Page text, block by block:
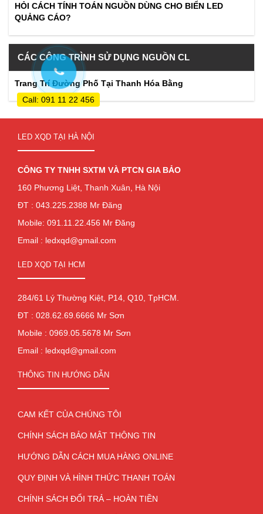
HỎI CÁCH TÍNH TOÁN NGUỒN DÙNG CHO BIỂN LED
QUẢNG CÁO?
CÁC CÔNG TRÌNH SỬ DỤNG NGUỒN CL
Trang Trí Đường Phố Tại Thanh Hóa Bằng
LED XQD TẠI HÀ NỘI
CÔNG TY TNHH SXTM VÀ PTCN GIA BẢO
160 Phương Liệt, Thanh Xuân, Hà Nội
ĐT : 043.225.2388 Mr Đăng
Mobile: 091.11.22.456 Mr Đăng
Email : ledxqd@gmail.com
LED XQD TẠI HCM
284/61 Lý Thường Kiệt, P14, Q10, TpHCM.
ĐT : 028.62.69.6666 Mr Sơn
Mobile : 0969.05.5678 Mr Sơn
Email : ledxqd@gmail.com
THÔNG TIN HƯỚNG DẪN
CAM KẾT CỦA CHÚNG TÔI
CHÍNH SÁCH BẢO MẬT THÔNG TIN
HƯỚNG DẪN CÁCH MUA HÀNG ONLINE
QUY ĐỊNH VÀ HÌNH THỨC THANH TOÁN
CHÍNH SÁCH ĐỔI TRẢ – HOÀN TIỀN
Call: 091 11 22 456